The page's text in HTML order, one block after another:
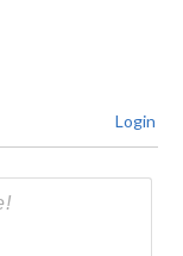
Login